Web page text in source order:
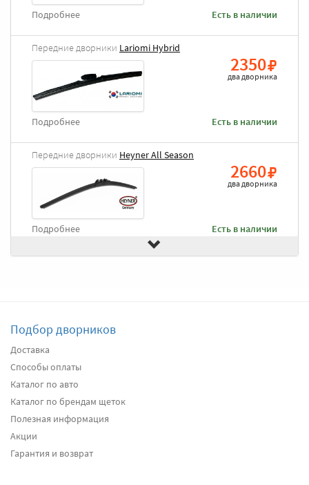
Есть в наличии
Подробнее
Передние дворники Lariomi Hybrid
2350
два дворника
Есть в наличии
Подробнее
Передние дворники Heyner All Season
2660
два дворника
Есть в наличии
Подробнее
Подробнее
Передние дворники
Подробнее
Подбор дворников
Доставка
Способы оплаты
Каталог по авто
Каталог по брендам щеток
Полезная информация
Акции
Гарантия и возврат